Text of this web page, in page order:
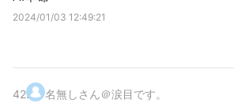
2024/01/03 12:49:21
42. 名無しさん＠涙目です。